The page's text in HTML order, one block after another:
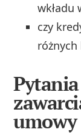
wkładu
czy
różnych
umowy